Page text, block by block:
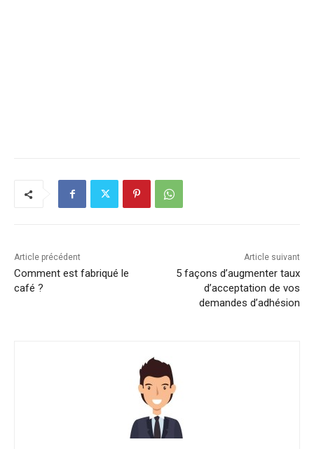
Article précédent
Comment est fabriqué le
café ?
Article suivant
5 façons d’augmenter taux
d’acceptation de vos
demandes d’adhésion